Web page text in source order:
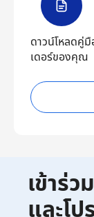
ดาวน์โหลดคู่
เดอร์ของคุณ
เข้าร่ว
และโ